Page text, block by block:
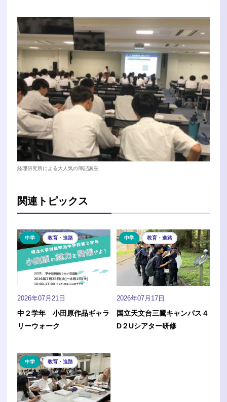
経理研究所による大人気の簿記講座
関連トピックス
2026年07月21日
中２学年 小田原作品ギャラ
リーウォーク
中学 教育・進路
2026年07月17日
国立天文台三鷹キャンパス４
D２Uシアター研修
中学 教育・進路
中学 教育・進路